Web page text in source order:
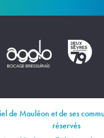
de Mauléon et de ses
réservés